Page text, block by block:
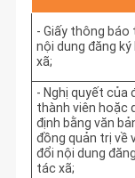
- Giấy thông báo
nội dung đăng
xã;
- Nghị quyết của
thành viên hoặc
định bằng văn
đồng quản trị về
đổi nội dung
tác xã;